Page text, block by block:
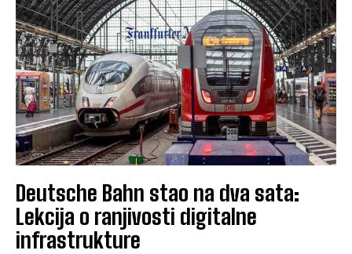
Deutsche Bahn stao na dva sata:
Lekcija o ranjivosti digitalne
infrastrukture